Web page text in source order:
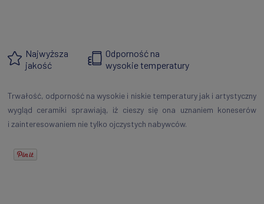
Najwyższa
jakość
Odporność na
wysokie temperatury
Trwałość, odporność na wysokie i niskie temperatury jak i artystyczny
wygląd ceramiki sprawiają, iż cieszy się ona uznaniem koneserów
i zainteresowaniem nie tylko ojczystych nabywców.